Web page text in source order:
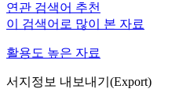
연관 검색어 추천
이 검색어로 많이 본 자료
활용도 높은 자료
서지정보 내보내기(Export)